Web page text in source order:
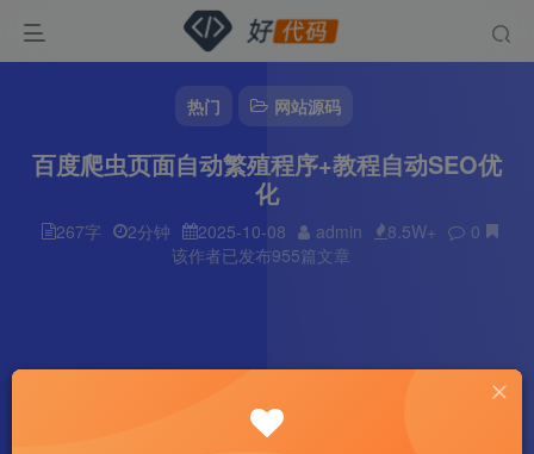
热门 网站源码
百度爬虫页面自动繁殖程序+教程自动SEO优
化
267字 2分钟 2025-10-08 admin 8.5W+
0
该作者已发布955篇文章